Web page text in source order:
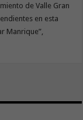
de Valle Gran
en esta
Manrique”,